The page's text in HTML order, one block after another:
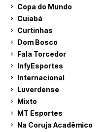
Copa do Mundo
Cuiabá
Curtinhas
Dom Bosco
Fala Torcedor
InfyEsportes
Internacional
Luverdense
Mixto
MT Esportes
Na Coruja Acadêmico